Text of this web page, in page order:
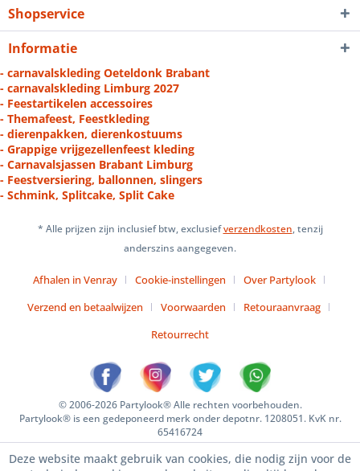
Shopservice
Informatie
- carnavalskleding Oeteldonk Brabant
- carnavalskleding Limburg 2027
- Feestartikelen accessoires
- Themafeest, Feestkleding
- dierenpakken, dierenkostuums
- Grappige vrijgezellenfeest kleding
- Carnavalsjassen Brabant Limburg
- Feestversiering, ballonnen, slingers
- Schmink, Splitcake, Split Cake
* Alle prijzen zijn inclusief btw, exclusiefverzendkosten, tenzij
anderszins aangegeven.
Afhalen in Venray Cookie-instellingen
Over Partylook
Verzend en betaalwijzen
Voorwaarden
Retouraanvraag
Retourrecht
© 2006-2026 Partylook® Alle rechten voorbehouden.
Partylook® is een gedeponeerd merk onder depotnr. 1208051. KvK nr.
65416724
Deze website maakt gebruik van cookies, die nodig zijn voor de